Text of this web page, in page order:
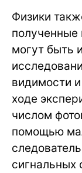
Физики
полученные
могут быть
видимости
ходе
числом
помощью
сигнальных